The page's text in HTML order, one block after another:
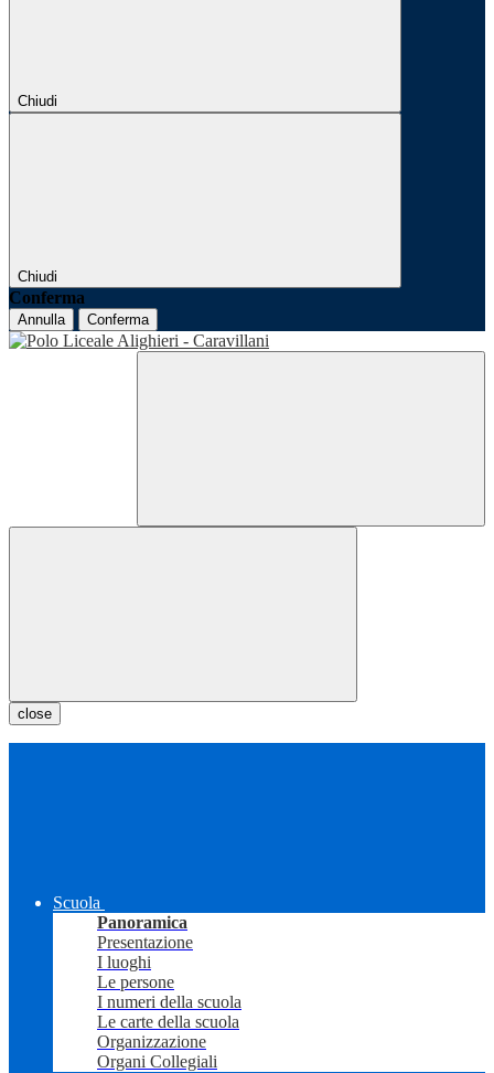
Chiudi
Chiudi
Conferma
Annulla Conferma
close
Scuola
Panoramica
Presentazione
I luoghi
Le persone
I numeri della scuola
Le carte della scuola
Organizzazione
Organi Collegiali